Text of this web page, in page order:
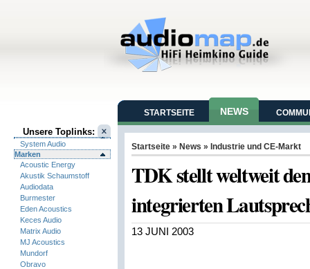
Unsere Toplinks:
System Audio
Marken
Acoustic Energy
Akustik Schaumstoff
Audiodata
Burmester
Eden Acoustics
Keces Audio
Matrix Audio
MJ Acoustics
Mundorf
Obravo
STARTSEITE NEWS
Startseite » News » Industrie und CE-Markt
TDK stellt weltweit
integrierten
13 JUNI 2003